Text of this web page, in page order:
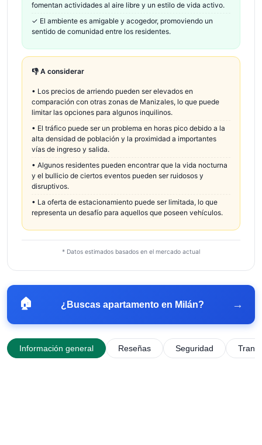
fomentan actividades al aire libre y un estilo de vida activo.
✓ El ambiente es amigable y acogedor, promoviendo un
sentido de comunidad entre los residentes.
👎 A considerar
• Los precios de arriendo pueden ser elevados en
comparación con otras zonas de Manizales, lo que puede
limitar las opciones para algunos inquilinos.
• El tráfico puede ser un problema en horas pico debido a la
alta densidad de población y la proximidad a importantes
vías de ingreso y salida.
• Algunos residentes pueden encontrar que la vida nocturna
y el bullicio de ciertos eventos pueden ser ruidosos y
disruptivos.
• La oferta de estacionamiento puede ser limitada, lo que
representa un desafío para aquellos que poseen vehículos.
* Datos estimados basados en el mercado actual
🏠 ¿Buscas apartamento en Milán? →
Información general Reseñas Seguridad